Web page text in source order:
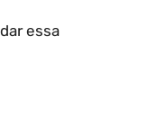
essa